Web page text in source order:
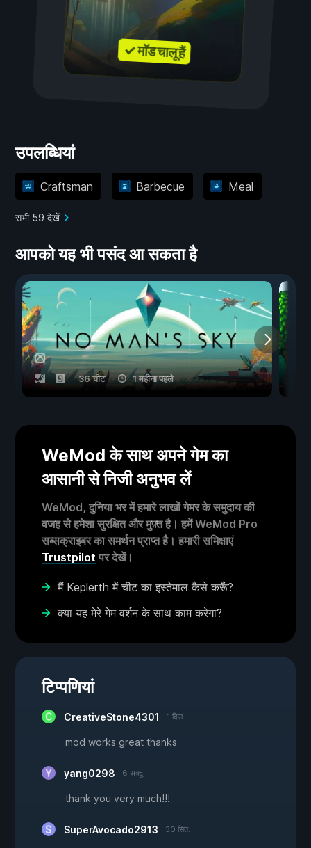
✓ मॉड चालू हैं
उपलब्धियां
Craftsman Barbecue Meal
सभी 59 देखें
आपको यह भी पसंद आ सकता है
36 चीट 1 महीना पहले
WeMod के साथ अपने गेम का
आसानी से निजी अनुभव लें
WeMod, दुनिया भर में हमारे लाखों गेमर के समुदाय की
वजह से हमेशा सुरक्षित और मुफ़्त है। हमें WeMod Pro
सब्सक्राइबर का समर्थन प्राप्त है। हमारी समिक्षाएं
Trustpilot पर देखें।
मैं Keplerth में चीट का इस्तेमाल कैसे करूँ?
क्या यह मेरे गेम वर्शन के साथ काम करेगा?
टिप्पणियां
CreativeStone4301 1 दिस.
mod works great thanks
yang0298 6 अक्टू.
thank you very much!!!
SuperAvocado2913 30 सित.